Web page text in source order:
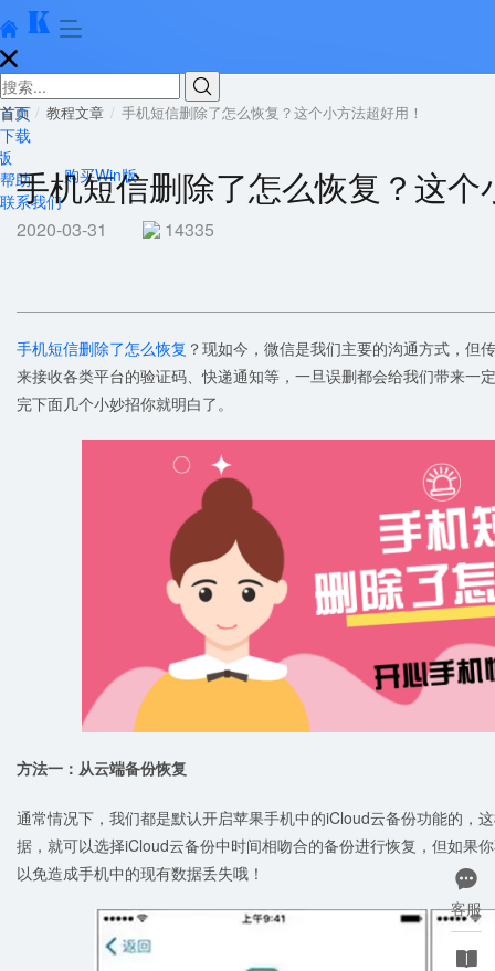
  


首页
下载
购买Win版
帮助
联系我们
首页 教程文章 手机短信删除了怎么恢复？这个小方法超好用！
手机短信删除了怎么恢复？这个
2020-03-31 14335
手机短信删除了怎么恢复 ？现如今，微信是我们主要的沟通方式，但
来接收各类平台的验证码、快递通知等，一旦误删都会给我们带来一
完下面几个小妙招你就明白了。
方法一：从云端备份恢复
通常情况下，我们都是默认开启苹果手机中的iCloud云备份功能的，
据，就可以选择iCloud云备份中时间相吻合的备份进行恢复，但如果
以免造成手机中的现有数据丢失哦！

客服
